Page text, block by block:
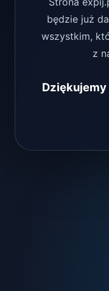
będzie już
wszystkim,
z